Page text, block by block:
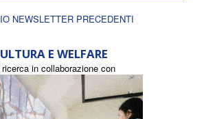
NEWSLETTER PRECEDENTI
E WELFARE
in collaborazione con